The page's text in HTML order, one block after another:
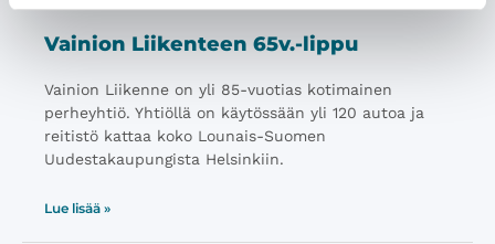
Vainion Liikenteen 65v.-lippu
Vainion Liikenne on yli 85-vuotias kotimainen
perheyhtiö. Yhtiöllä on käytössään yli 120 autoa ja
reitistö kattaa koko Lounais-Suomen
Uudestakaupungista Helsinkiin.
Lue lisää »